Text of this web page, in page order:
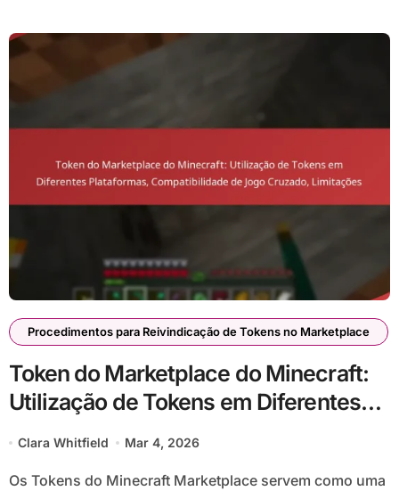
Procedimentos para Reivindicação de Tokens no Marketplace
Token do Marketplace do Minecraft:
Utilização de Tokens em Diferentes
Plataformas, Compatibilidade de
Jogo Cruzado, Limitações
Clara Whitfield Mar 4, 2026
Os Tokens do Minecraft Marketplace servem como uma